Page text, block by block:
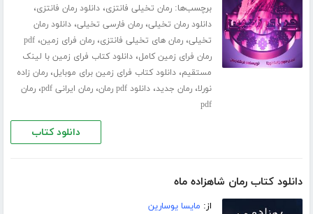
برچسب‌ها:رمان تخیلی فانتزی،دانلود رمان فانتزی،
دانلود رمان تخیلی،رمان فارسی تخیلی،دانلود رمان
تخیلی،رمان های تخیلی فانتزی،رمان فرای زمین،pdf
رمان فرای زمین کامل،دانلود کتاب فرای زمین با لینک
مستقیم،دانلود کتاب فرای زمین برای موبایل،رمان زاده
نورلا،رمان جدید،دانلود pdf رمان ،رمان ایرانی pdf ،رمان
pdf
دانلود کتاب
دانلود کتاب رمان شاهزاده ماه
از: مایسا یوسارین